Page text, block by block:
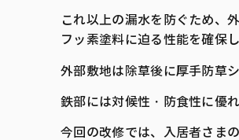
これ以上の漏水を防ぐため、
フッ素塗料に迫る性能を確保
外部敷地は除草後に厚手防草
鉄部には対候性・防食性に優
今回の改修では、入居者さま